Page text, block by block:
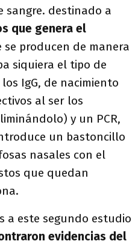
sangre. destinado a
que genera el
se producen de manera
siquiera el tipo de
IgG, de nacimiento
al ser los
y un PCR,
un bastoncillo
nasales con el
que quedan
a este segundo estudio
evidencias del